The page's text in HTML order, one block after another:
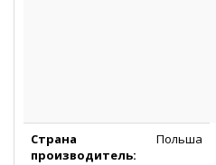
Страна
производитель:
Польша